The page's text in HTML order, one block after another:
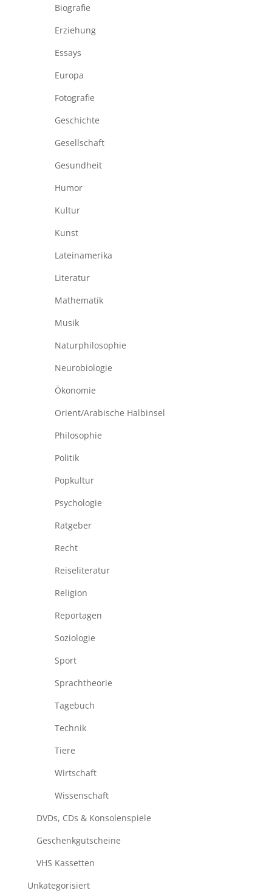
Biografie
Erziehung
Essays
Europa
Fotografie
Geschichte
Gesellschaft
Gesundheit
Humor
Kultur
Kunst
Lateinamerika
Literatur
Mathematik
Musik
Naturphilosophie
Neurobiologie
Ökonomie
Orient/Arabische Halbinsel
Philosophie
Politik
Popkultur
Psychologie
Ratgeber
Recht
Reiseliteratur
Religion
Reportagen
Soziologie
Sport
Sprachtheorie
Tagebuch
Technik
Tiere
Wirtschaft
Wissenschaft
DVDs, CDs & Konsolenspiele
Geschenkgutscheine
VHS Kassetten
Unkategorisiert